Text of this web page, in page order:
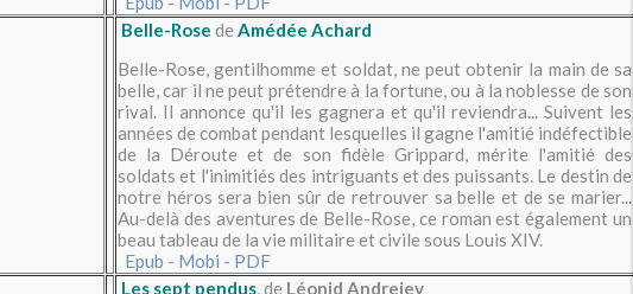
Belle-Rose de Amédée Achard
Belle-Rose, gentilhomme et soldat, ne peut obtenir la main de sa
belle, car il ne peut prétendre à la fortune, ou à la noblesse de son
rival. Il annonce qu'il les gagnera et qu'il reviendra... Suivent les
années de combat pendant lesquelles il gagne l'amitié indéfectible
de la Déroute et de son fidèle Grippard, mérite l'amitié des
soldats et l'inimitiés des intriguants et des puissants. Le destin de
notre héros sera bien sûr de retrouver sa belle et de se marier...
Au-delà des aventures de Belle-Rose, ce roman est également un
beau tableau de la vie militaire et civile sous Louis XIV.
Epub - Mobi - PDF
Les sept pendus, de Léonid Andreiev